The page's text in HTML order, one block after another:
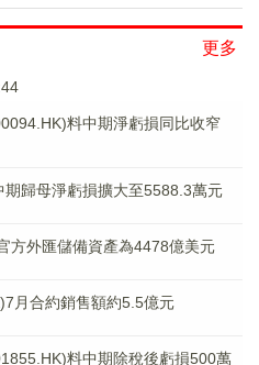
更多
料中期淨虧損同比收窄
歸母淨虧損擴大至5588.3萬元
方外匯儲備資產為4478億美元
月合約銷售額約5.5億元
料中期除稅後虧損500萬